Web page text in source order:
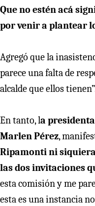
Que no estén acá
por venir a plantear
Agregó que la
parece una falta de
alcalde que ellos
En tanto, la
Marlen Pérez,
Ripamonti ni
las dos invitaciones
esta comisión y me
esta es una instancia